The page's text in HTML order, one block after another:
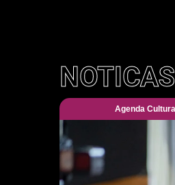
Agenda Cultural